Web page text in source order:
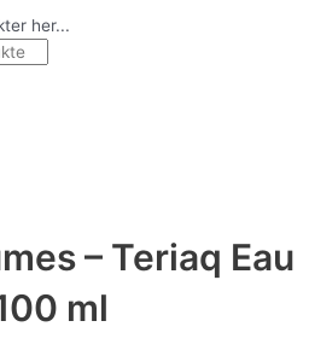
her...
– Teriaq Eau
ml